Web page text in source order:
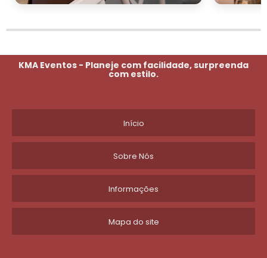
KMA Eventos - Planeje com facilidade, surpreenda
com estilo.
Início
Sobre Nós
Informações
Mapa do site